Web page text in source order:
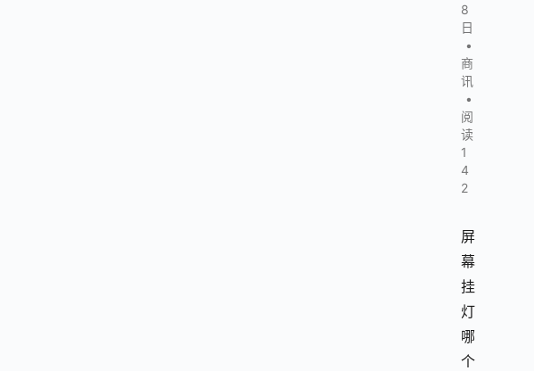
8
日
•
商
讯
•
阅
读
1
4
2
屏
幕
挂
灯
哪
个